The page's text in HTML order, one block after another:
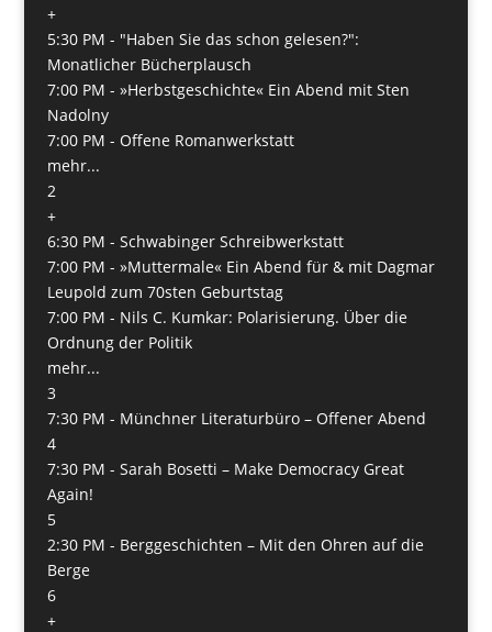
+
5:30 PM - "Haben Sie das schon gelesen?":
Monatlicher Bücherplausch
7:00 PM - »Herbstgeschichte« Ein Abend mit Sten
Nadolny
7:00 PM - Offene Romanwerkstatt
mehr...
2
+
6:30 PM - Schwabinger Schreibwerkstatt
7:00 PM - »Muttermale« Ein Abend für & mit Dagmar
Leupold zum 70sten Geburtstag
7:00 PM - Nils C. Kumkar: Polarisierung. Über die
Ordnung der Politik
mehr...
3
7:30 PM - Münchner Literaturbüro – Offener Abend
4
7:30 PM - Sarah Bosetti – Make Democracy Great
Again!
5
2:30 PM - Berggeschichten – Mit den Ohren auf die
Berge
6
+